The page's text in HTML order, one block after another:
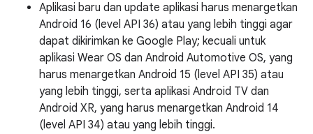
Aplikasi baru dan update aplikasi harus menargetkan
Android 16 (level API 36) atau yang lebih tinggi agar
dapat dikirimkan ke Google Play; kecuali untuk
aplikasi Wear OS dan Android Automotive OS, yang
harus menargetkan Android 15 (level API 35) atau
yang lebih tinggi, serta aplikasi Android TV dan
Android XR, yang harus menargetkan Android 14
(level API 34) atau yang lebih tinggi.